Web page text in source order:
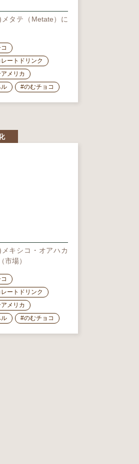
メタテ（Metate）に
ートドリンク
メリカ
#のむチョコ
メキシコ・オアハカ
市場）
ートドリンク
メリカ
#のむチョコ